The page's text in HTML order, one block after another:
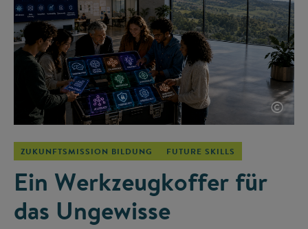
©
ZUKUNFTSMISSION BILDUNG FUTURE SKILLS
Ein Werkzeugkoffer für
das Ungewisse